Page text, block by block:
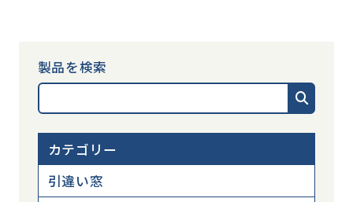
製品を検索
カテゴリー
引違い窓